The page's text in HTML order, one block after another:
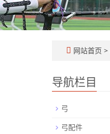
网站首页 >
导航栏目
弓
弓配件